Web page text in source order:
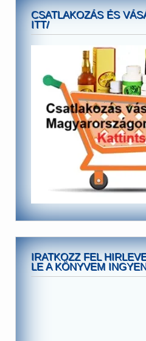
CSATLAKOZÁS ÉS
ITT/
IRATKOZZ FEL
LE A KÖNYVEM